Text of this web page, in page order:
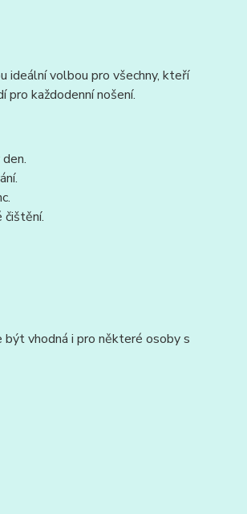
ideální volbou pro všechny, kteří
každodenní nošení.
čištění.
být vhodná i pro některé osoby s